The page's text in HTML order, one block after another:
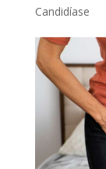
Candidíase